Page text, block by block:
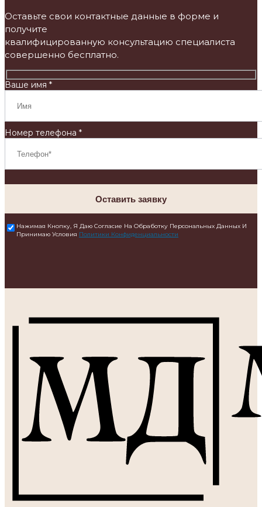
Оставьте свои контактные данные в форме и
получите
квалифицированную консультацию специалиста
совершенно бесплатно.
Ваше имя *
Номер телефона *
Оставить заявку
Нажимая Кнопку, Я Даю Согласие На Обработку Персональных Данных И
Принимаю Условия Политики Конфиденциальности